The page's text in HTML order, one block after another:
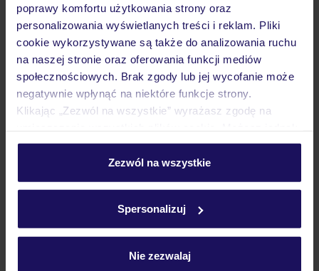
poprawy komfortu użytkowania strony oraz
personalizowania wyświetlanych treści i reklam. Pliki
cookie wykorzystywane są także do analizowania ruchu
na naszej stronie oraz oferowania funkcji mediów
społecznościowych. Brak zgody lub jej wycofanie może
negatywnie wpłynąć na niektóre funkcje strony.
Klikając „Zezwól na wszystkie” wyrażasz zgodę na
personalizować swój wybór wchodząc w zakładkę
Szczegółowe informacje o plikach cookie znajdziesz
Zezwól na wszystkie
Spersonalizuj
Nie zezwalaj
Pokoje
Wyżywienie
Atrakcje
Często zadawane pytania
Jak zmienić uczestników/osobę zgłaszającą?